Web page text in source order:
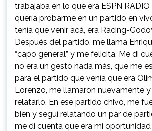
trabajaba en lo que era ESPN
quería probarme en un partido en
tenía que venir acá, era Racing-
Después del partido, me llama
“capo general” y me felicita. Me di
no era un gesto nada más, que me
para el partido que venía que era
Lorenzo, me llamaron nuevamente
relatarlo. En ese partido chivo, me
bien y seguí relatando un par de
me di cuenta que era mi